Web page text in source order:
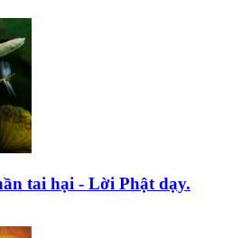
tai hại - Lời Phật dạy.